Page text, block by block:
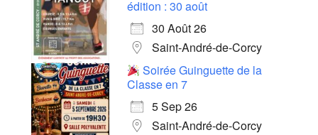
édition : 30 août
30 Août 26
Saint-André-de-Corcy
Soirée Guinguette de la
Classe en 7
5 Sep 26
Saint-André-de-Corcy